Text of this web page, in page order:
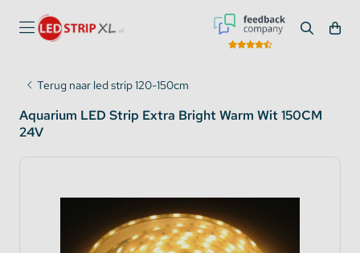
Terug naar led strip 120-150cm
Aquarium LED Strip Extra Bright Warm Wit 150CM
24V